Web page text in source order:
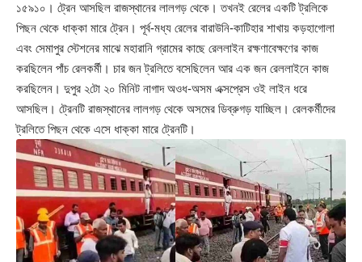
১৫৯১০। ট্রেন আসছিল রাজস্থানের লালগড় থেকে। তখনই রেলের একটি ট্রলিকে
পিছন থেকে ধাক্কা মারে ট্রেন। পূর্ব-মধ্য রেলের বারাউনি-কাটিহার শাখায় কড়হাগোলা
এবং সেমাপুর স্টেশনের মাঝে মহারানি গ্রামের কাছে রেললাইন রক্ষণাবেক্ষণের কাজ
করছিলেন পাঁচ রেলকর্মী। চার জন ট্রলিতে বসেছিলেন আর এক জন রেললাইনে কাজ
করছিলেন। দুপুর ২টো ২০ মিনিট নাগাদ অওধ-অসম এক্সপ্রেস ওই লাইন ধরে
আসছিল। ট্রেনটি রাজস্থানের লালগড় থেকে অসমের ডিব্রুগড় যাচ্ছিল। রেলকর্মীদের
ট্রলিতে পিছন থেকে এসে ধাক্কা মারে ট্রেনটি।